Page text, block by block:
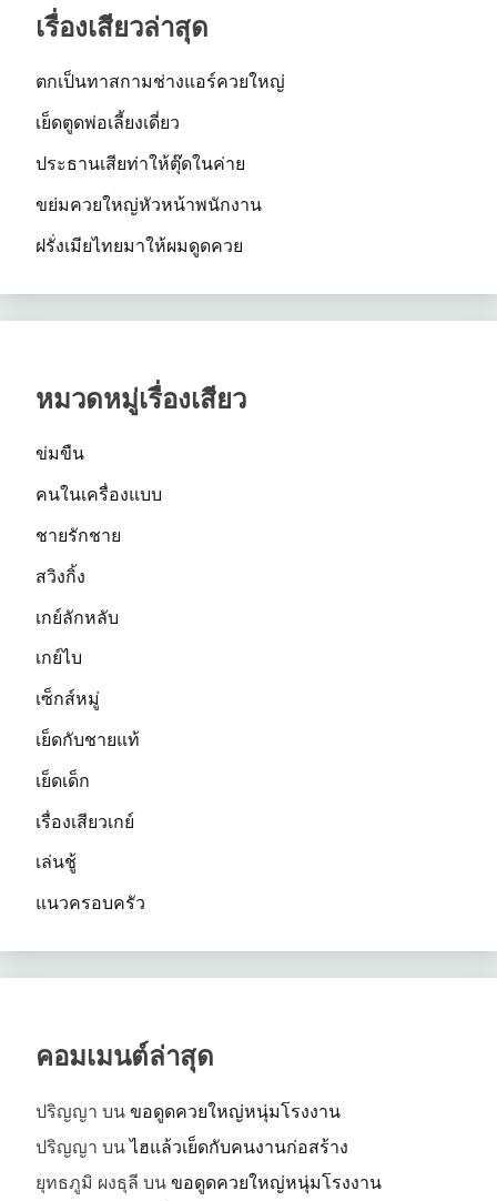
เรื่องเสียวล่าสุด
ตกเป็นทาสกามช่างแอร์ควยใหญ่
เย็ดตูดพ่อเลี้ยงเดี่ยว
ประธานเสียท่าให้ตุ๊ดในค่าย
ขย่มควยใหญ่หัวหน้าพนักงาน
ฝรั่งเมียไทยมาให้ผมดูดควย
หมวดหมู่เรื่องเสียว
ข่มขืน
คนในเครื่องแบบ
ชายรักชาย
สวิงกิ้ง
เกย์ลักหลับ
เกย์ไบ
เซ็กส์หมู่
เย็ดกับชายแท้
เย็ดเด็ก
เรื่องเสียวเกย์
เล่นชู้
แนวครอบครัว
คอมเมนต์ล่าสุด
ปริญญา บน ขอดูดควยใหญ่หนุ่มโรงงาน
ปริญญา บนไฮแล้วเย็ดกับคนงานก่อสร้าง
ยุทธภูมิ ผงธุลี บน ขอดูดควยใหญ่หนุ่มโรงงาน